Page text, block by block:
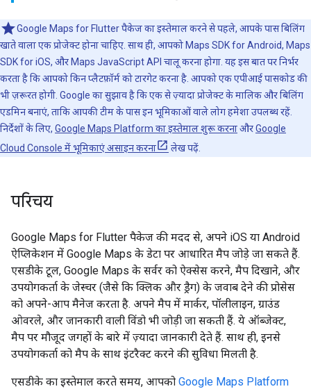
Google Maps for Flutter पैकेज का इस्तेमाल करने से पहले, आपके पास बिलिंग
खाते वाला एक प्रोजेक्ट होना चाहिए. साथ ही, आपको Maps SDK for Android, Maps
SDK for iOS, और Maps JavaScript API चालू करना होगा. यह इस बात पर निर्भर
करता है कि आपको किन प्लैटफ़ॉर्म को टारगेट करना है. आपको एक एपीआई पासकोड की
भी ज़रूरत होगी. Google का सुझाव है कि एक से ज़्यादा प्रोजेक्ट के मालिक और बिलिंग
एडमिन बनाएं, ताकि आपकी टीम के पास इन भूमिकाओं वाले लोग हमेशा उपलब्ध रहें.
निर्देशों के लिए, Google Maps Platform का इस्तेमाल शुरू करनाऔरGoogle
Cloud Console में भूमिकाएं असाइन करना
लेख पढ़ें.
परिचय
Google Maps for Flutter पैकेज की मदद से, अपने iOS या Android
ऐप्लिकेशन में Google Maps के डेटा पर आधारित मैप जोड़े जा सकते हैं.
एसडीके टूल, Google Maps के सर्वर को ऐक्सेस करने, मैप दिखाने, और
उपयोगकर्ता के जेस्चर (जैसे कि क्लिक और ड्रैग) के जवाब देने की प्रोसेस
को अपने-आप मैनेज करता है. अपने मैप में मार्कर, पॉलीलाइन, ग्राउंड
ओवरले, और जानकारी वाली विंडो भी जोड़ी जा सकती हैं. ये ऑब्जेक्ट,
मैप पर मौजूद जगहों के बारे में ज़्यादा जानकारी देते हैं. साथ ही, इनसे
उपयोगकर्ता को मैप के साथ इंटरैक्ट करने की सुविधा मिलती है.
एसडीके का इस्तेमाल करते समय, आपको Google Maps Platform